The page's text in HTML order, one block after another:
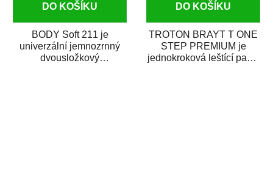
DO KOŠÍKU
BODY Soft 211 je
univerzální jemnozrnný
dvousložkový
DO KOŠÍKU
TROTON BRAYT T ONE
STEP PREMIUM je
jednokroková leštící pasta